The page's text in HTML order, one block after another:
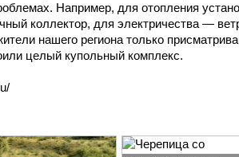
Например, для отопления
коллектор, для электричества —
нашего региона только
целый купольный комплекс.